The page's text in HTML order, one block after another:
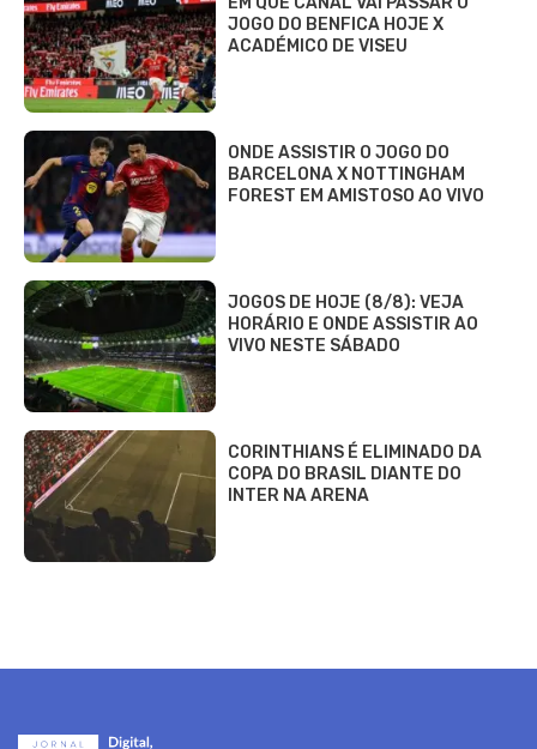
JOGO DO BENFICA HOJE X
ACADÉMICO DE VISEU
ONDE ASSISTIR O JOGO DO
BARCELONA X NOTTINGHAM
FOREST EM AMISTOSO AO VIVO
JOGOS DE HOJE (8/8): VEJA
HORÁRIO E ONDE ASSISTIR AO
VIVO NESTE SÁBADO
CORINTHIANS É ELIMINADO DA
COPA DO BRASIL DIANTE DO
INTER NA ARENA